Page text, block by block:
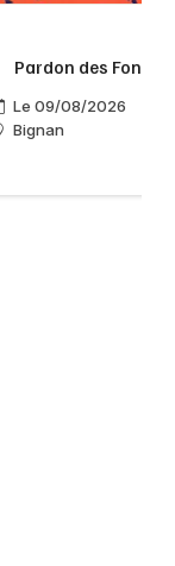
Pardon des
Le 09/08/2026
Bignan